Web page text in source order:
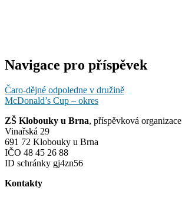
Navigace pro příspěvek
Čaro-dějné odpoledne v družině
McDonald’s Cup – okres
ZŠ Klobouky u Brna, příspěvková organizace
Vinařská 29
691 72 Klobouky u Brna
IČO 48 45 26 88
ID schránky gj4zn56
Kontakty